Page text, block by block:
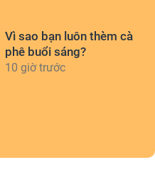
Vì sao bạn luôn thèm cà
phê buổi sáng?
10 giờ trước